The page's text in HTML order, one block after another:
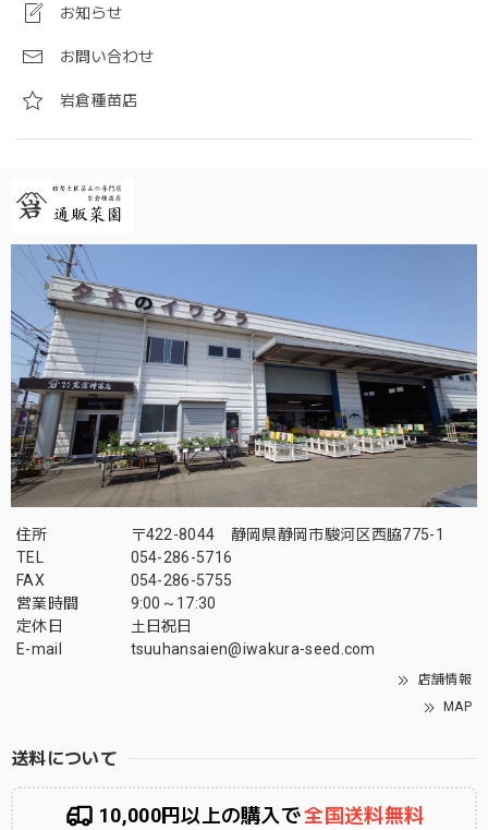
お知らせ
お問い合わせ
岩倉種苗店
住所
〒422-8044 静岡県静岡市駿河区西脇775-1
TEL
054-286-5716
FAX
054-286-5755
営業時間
9:00～17:30
定休日
土日祝日
E-mail
tsuuhansaien@iwakura-seed.com
店舗情報
MAP
送料について
10,000円以上の購入で全国送料無料